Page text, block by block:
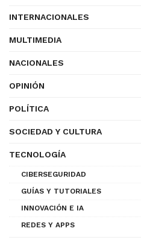
INTERNACIONALES
MULTIMEDIA
NACIONALES
OPINIÓN
POLÍTICA
SOCIEDAD Y CULTURA
TECNOLOGÍA
CIBERSEGURIDAD
GUÍAS Y TUTORIALES
INNOVACIÓN E IA
REDES Y APPS